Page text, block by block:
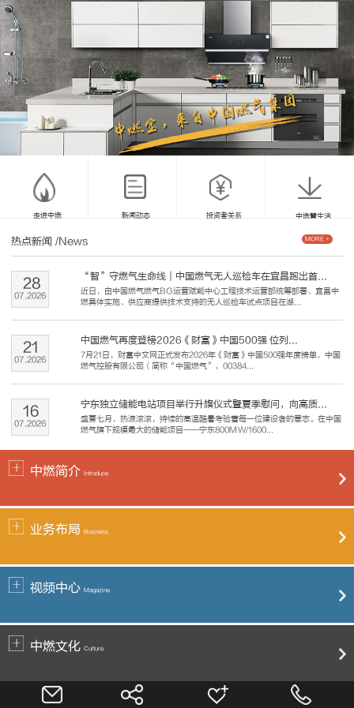
走进中燃 新闻动态 投资者关系 中燃慧生活
热点新闻 /News
“智”守燃气生命线｜中国燃气无人巡检车在宜昌跑出首...
近日，由中国燃气燃气BG运营赋能中心工程技术运营部统筹部署、宜昌中
燃具体实施、供应商提供技术支持的无人巡检车试点项目在湖...
07.2026
28
中国燃气再度登榜2026《财富》中国500强 位列...
7月21日，财富中文网正式发布2026年《财富》中国500强年度榜单，中国
燃气控股有限公司（简称“中国燃气”，00384...
07.2026
21
宁东独立储能电站项目举行升旗仪式暨夏季慰问，向高质...
盛夏七月，热浪滚滚，持续的高温酷暑考验着每一位建设者的意志。在中国
燃气旗下规模最大的储能项目——宁东800MW/1600...
07.2026
16
MORE +
中燃简介 Introduce
业务布局 Business
视频中心 Magazine
中燃文化 Culture